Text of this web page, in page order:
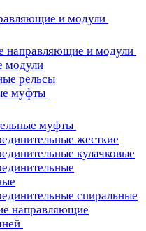
и модули
направляющие и модули
модули
рельсы
муфты
муфты
жесткие
кулачковые
спиральные
направляющие